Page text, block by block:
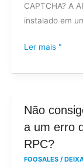
CAPTCHA? A
instalado em
Ler mais "
Não
a um erro
RPC?
FOOSALES /
Não
consigo